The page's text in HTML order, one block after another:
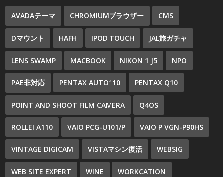
AVADAテーマ CHROMIUMブラウザー CMS
Dマウント HAFH IPOD TOUCH JAL旅ガチャ
LENS SWAMP MACBOOK NIKON 1 J5 NPO
PAE非対応 PENTAX AUTO110 PENTAX Q10
POINT AND SHOOT FILM CAMERA Q4OS
ROLLEI A110 VAIO PCG-U101/P VAIO P VGN-P90HS
VINTAGE DIGICAM VISTAマシン復活 WEBSIG
WEB SITE EXPERT WINE WORKCATION